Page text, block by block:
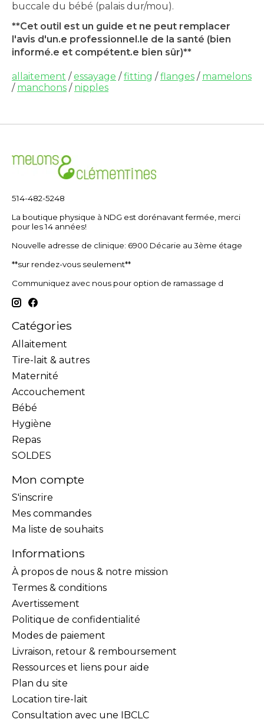
buccale du bébé (palais dur/mou).
**Cet outil est un guide et ne peut remplacer
l'avis d'un.e professionnel.le de la santé (bien
informé.e et compétent.e bien sûr)**
allaitement / essayage / fitting / flanges / mamelons
/ manchons / nipples
514-482-5248
La boutique physique à NDG est dorénavant fermée, merci
pour les 14 années!
Nouvelle adresse de clinique: 6900 Décarie au 3ème étage
**sur rendez-vous seulement**
Communiquez avec nous pour option de ramassage d
Catégories
Allaitement
Tire-lait & autres
Maternité
Accouchement
Bébé
Hygiène
Repas
SOLDES
Mon compte
S'inscrire
Mes commandes
Ma liste de souhaits
Informations
À propos de nous & notre mission
Termes & conditions
Avertissement
Politique de confidentialité
Modes de paiement
Livraison, retour & remboursement
Ressources et liens pour aide
Plan du site
Location tire-lait
Consultation avec une IBCLC